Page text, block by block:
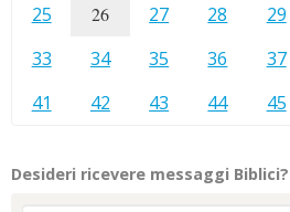
25
26 27 28 29
33
34 35 36 37
41
42 43 44 45
Desideri ricevere messaggi Biblici?